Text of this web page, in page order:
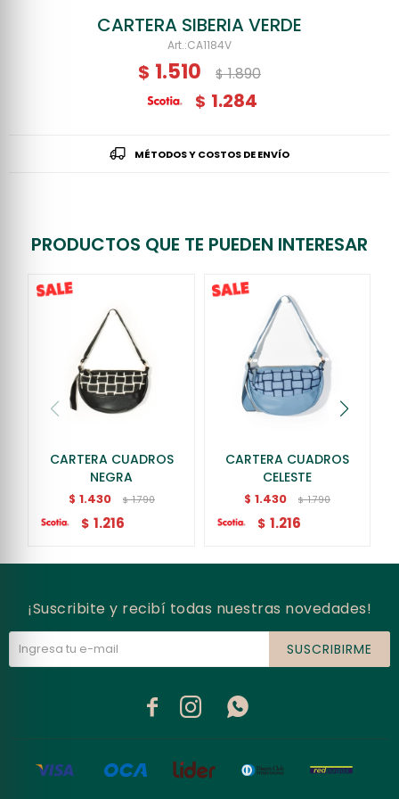
CARTERA SIBERIA VERDE
CA1184V
$ 1.510 $ 1.890
$ 1.284
MÉTODOS Y COSTOS DE ENVÍO
PRODUCTOS QUE TE PUEDEN INTERESAR
CARTERA CUADROS
NEGRA
$ 1.430 $ 1.790
$ 1.216
CARTERA CUADROS
CELESTE
$ 1.430 $ 1.790
$ 1.216
¡Suscribite y recibí todas nuestras novedades!
SUSCRIBIRME
  